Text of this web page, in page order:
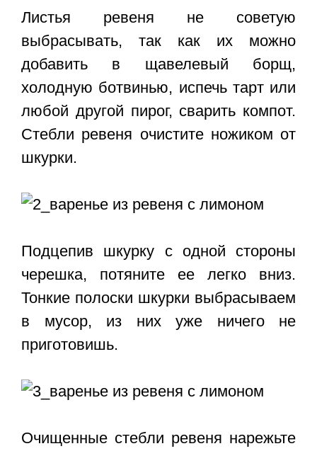
Листья ревеня не советую
выбрасывать, так как их можно
добавить в щавелевый борщ,
холодную ботвинью, испечь тарт или
любой другой пирог, сварить компот.
Стебли ревеня очистите ножиком от
шкурки.
Подцепив шкурку с одной стороны
черешка, потяните ее легко вниз.
Тонкие полоски шкурки выбрасываем
в мусор, из них уже ничего не
приготовишь.
Очищенные стебли ревеня нарежьте